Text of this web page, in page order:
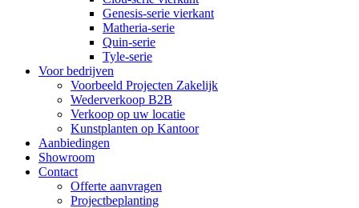
Genesis-serie vierkant
Matheria-serie
Quin-serie
Tyle-serie
Voor bedrijven
Voorbeeld Projecten Zakelijk
Wederverkoop B2B
Verkoop op uw locatie
Kunstplanten op Kantoor
Aanbiedingen
Showroom
Contact
Offerte aanvragen
Projectbeplanting